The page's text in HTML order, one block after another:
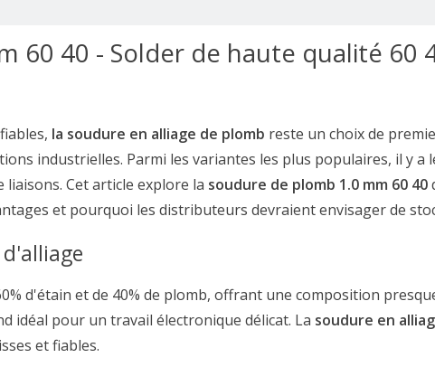
60 40 - Solder de haute qualité 60
la soudure en alliage de plomb reste un choix de
industrielles. Parmi les variantes les plus populaires, il y a
Cet article explore la soudure de plomb 1.0 mm 60 40
et pourquoi les distributeurs devraient envisager de
d'étain et de 40% de plomb, offrant une composition
idéal pour un travail électronique délicat. La soudure en
et fiables.